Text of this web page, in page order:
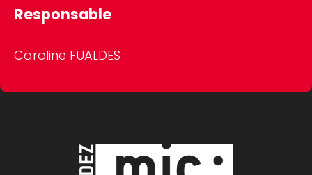
Responsable
Caroline FUALDES